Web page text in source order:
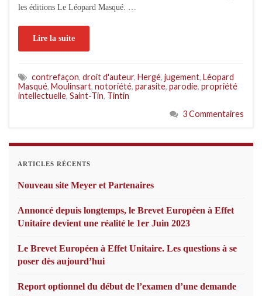
les éditions Le Léopard Masqué. …
Lire la suite
contrefaçon, droit d'auteur, Hergé, jugement, Léopard
Masqué, Moulinsart, notoriété, parasite, parodie, propriété
intellectuelle, Saint-Tin, Tintin
3 Commentaires
ARTICLES RÉCENTS
Nouveau site Meyer et Partenaires
Annoncé depuis longtemps, le Brevet Européen à Effet
Unitaire devient une réalité le 1er Juin 2023
Le Brevet Européen à Effet Unitaire. Les questions à se
poser dès aujourd’hui
Report optionnel du début de l’examen d’une demande